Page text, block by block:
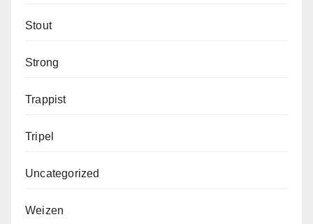
Stout
Strong
Trappist
Tripel
Uncategorized
Weizen